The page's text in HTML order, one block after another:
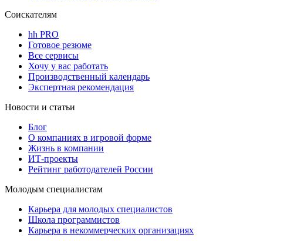
Соискателям
hh PRO
Готовое резюме
Все сервисы
Хочу у вас работать
Производственный календарь
Экспертная рекомендация
Новости и статьи
Блог
О компаниях в игровой форме
Жизнь в компании
ИТ-проекты
Рейтинг работодателей России
Молодым специалистам
Карьера для молодых специалистов
Школа программистов
Карьера в некоммерческих организациях